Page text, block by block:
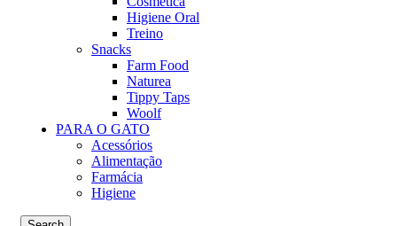
Higiene Oral
Treino
Snacks
Farm Food
Naturea
Tippy Taps
Woolf
PARA O GATO
Acessórios
Alimentação
Farmácia
Higiene